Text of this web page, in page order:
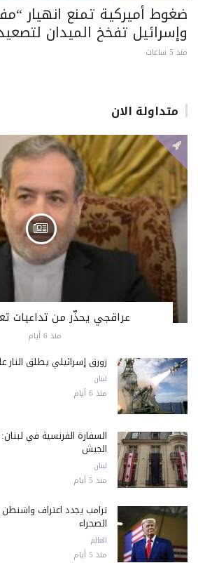
ضغوط أميركية تمنع انهيار
وإسرائيل تفخخ الميدان
منذ 5 ساعات
متداولة الان
عراقجي يحذّر من تداعيات
منذ 6 أيام
زورق إسرائيلي يطلق النار
لبنان
منذ 6 أيام
السفارة الفرنسية في
الجيش
لبنان
منذ 5 أيام
ترامب يجدد اعتراف
الصحراء
العالم
منذ 5 أيام